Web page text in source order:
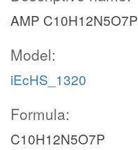
AMP C10H12N5O7P
Model:
iEcHS_1320
Formula:
C10H12N5O7P